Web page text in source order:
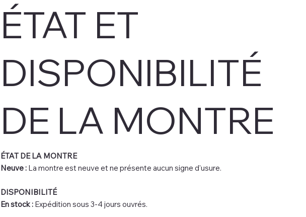
ÉTAT ET
DISPONIBILITÉ
DE LA MONTRE
ÉTAT DE LA MONTRE
Neuve :La montre est neuve et ne présente aucun signe d'usure.
DISPONIBILITÉ
En stock :Expédition sous 3-4 jours ouvrés.